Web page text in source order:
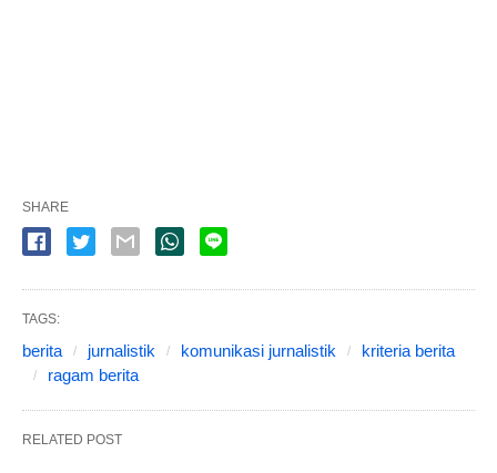
SHARE
TAGS:
berita jurnalistik komunikasi jurnalistik
kriteria berita
ragam berita
RELATED POST